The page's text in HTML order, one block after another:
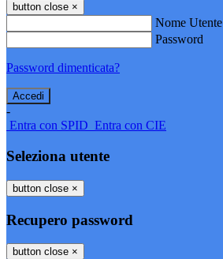
button close ×
Nome Utente
Password
Password dimenticata?
-
Entra con SPID Entra con CIE
Seleziona utente
button close ×
Recupero password
button close ×